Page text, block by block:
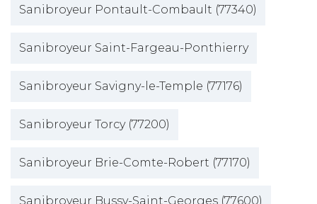
Sanibroyeur Pontault-Combault (77340)
Sanibroyeur Saint-Fargeau-Ponthierry
Sanibroyeur Savigny-le-Temple (77176)
Sanibroyeur Torcy (77200)
Sanibroyeur Brie-Comte-Robert (77170)
Sanibroyeur Bussy-Saint-Georges (77600)